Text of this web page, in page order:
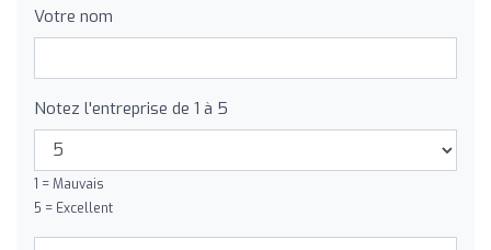
Votre nom
Notez l'entreprise de 1 à 5
1 = Mauvais
5 = Excellent